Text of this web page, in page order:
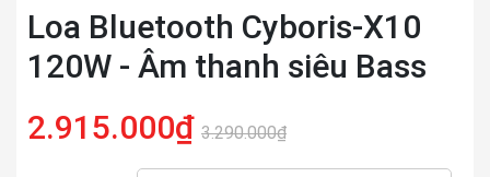
Loa Bluetooth Cyboris-X10
120W - Âm thanh siêu Bass
2.915.000₫ 3.290.000₫